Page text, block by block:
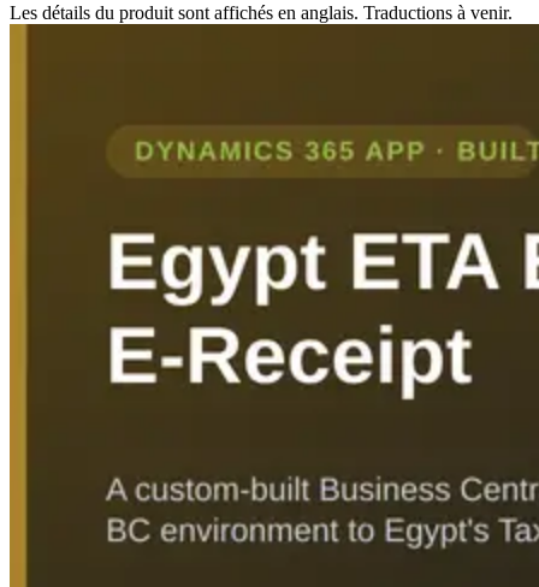
Les détails du produit sont affichés en anglais. Traductions à venir.